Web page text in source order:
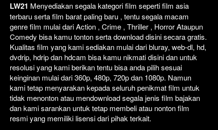
LW21 Menyediakan segala kategori film seperti film asia
terbaru serta film barat paling baru , tentu segala macam
genre film mulai dari Action , Crime , Thriller , Horror Ataupun
Comedy bisa kamu tonton serta download disini secara gratis.
Kualitas film yang kami sediakan mulai dari bluray, web-dl, hd,
dvdrip, hdrip dan hdcam bisa kamu nikmati disini dan untuk
resolusi yang kami berikan tentu bisa anda pilih sesuai
keinginan mulai dari 360p, 480p, 720p dan 1080p. Namun
kami tetap menyarakan kepada seluruh penikmat film untuk
tidak menonton atau mendownload segala jenis film bajakan
dan kami sarankan untuk tetap membeli atau nonton film
resmi yang memiliki lisensi dari pihak terkait.